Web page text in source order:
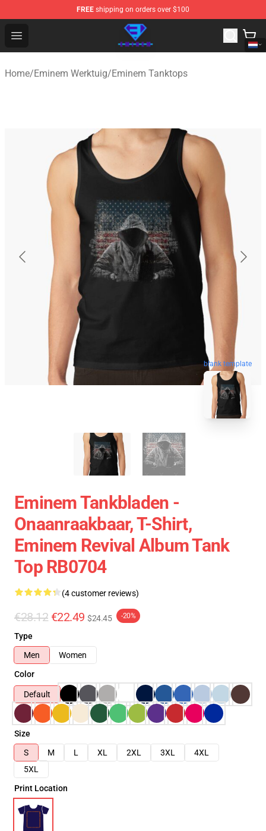
FREE shipping on orders over $100
Open menu
Eminem Store - Official Eminem Merchandise Shop
Home/Eminem Werktuig/Eminem Tanktops
blank template
Eminem Tankbladen -
Onaanraakbaar, T-Shirt,
Eminem Revival Album Tank
Top RB0704
(4 customer reviews)
€28.12 €22.49 $24.45 -20%
Type
Men
Women
Color
Default
Size
S
M L XL 2XL 3XL
4XL
5XL
Print Location